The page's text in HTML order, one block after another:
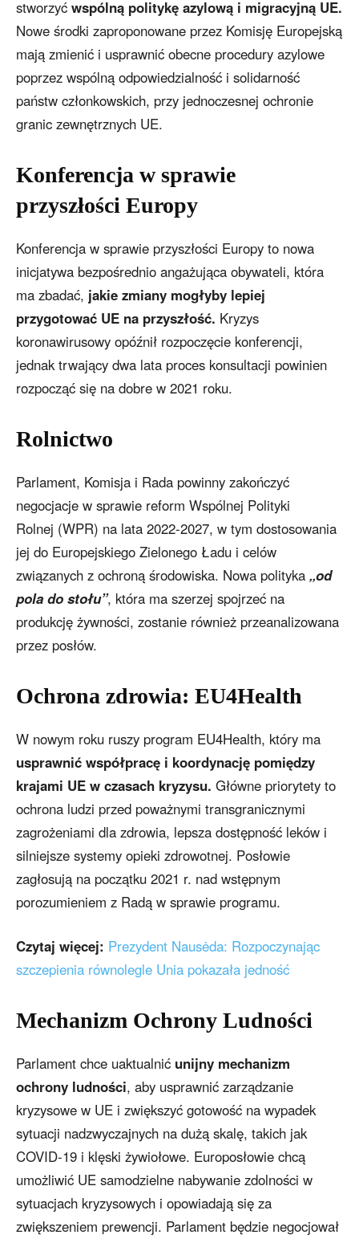
stworzyć wspólną politykę azylową i migracyjną UE.
Nowe środki zaproponowane przez Komisję Europejską
mają zmienić i usprawnić obecne procedury azylowe
poprzez wspólną odpowiedzialność i solidarność
państw członkowskich, przy jednoczesnej ochronie
granic zewnętrznych UE.
Konferencja w sprawie
przyszłości Europy
Konferencja w sprawie przyszłości Europy to nowa
inicjatywa bezpośrednio angażująca obywateli, która
ma zbadać, jakie zmiany mogłyby lepiej
przygotować UE na przyszłość. Kryzys
koronawirusowy opóźnił rozpoczęcie konferencji,
jednak trwający dwa lata proces konsultacji powinien
rozpocząć się na dobre w 2021 roku.
Rolnictwo
Parlament, Komisja i Rada powinny zakończyć
negocjacje w sprawie reform Wspólnej Polityki
Rolnej (WPR) na lata 2022-2027, w tym dostosowania
jej do Europejskiego Zielonego Ładu i celów
związanych z ochroną środowiska. Nowa polityka „od
pola do stołu”, która ma szerzej spojrzeć na
produkcję żywności, zostanie również przeanalizowana
przez posłów.
Ochrona zdrowia: EU4Health
W nowym roku ruszy program EU4Health, który ma
usprawnić współpracę i koordynację pomiędzy
krajami UE w czasach kryzysu. Główne priorytety to
ochrona ludzi przed poważnymi transgranicznymi
zagrożeniami dla zdrowia, lepsza dostępność leków i
silniejsze systemy opieki zdrowotnej. Posłowie
zagłosują na początku 2021 r. nad wstępnym
porozumieniem z Radą w sprawie programu.
Czytaj więcej: Prezydent Nausėda: Rozpoczynając
szczepienia równolegle Unia pokazała jedność
Mechanizm Ochrony Ludności
Parlament chce uaktualnić unijny mechanizm
ochrony ludności, aby usprawnić zarządzanie
kryzysowe w UE i zwiększyć gotowość na wypadek
sytuacji nadzwyczajnych na dużą skalę, takich jak
COVID-19 i klęski żywiołowe. Europosłowie chcą
umożliwić UE samodzielne nabywanie zdolności w
sytuacjach kryzysowych i opowiadają się za
zwiększeniem prewencji. Parlament będzie negocjował